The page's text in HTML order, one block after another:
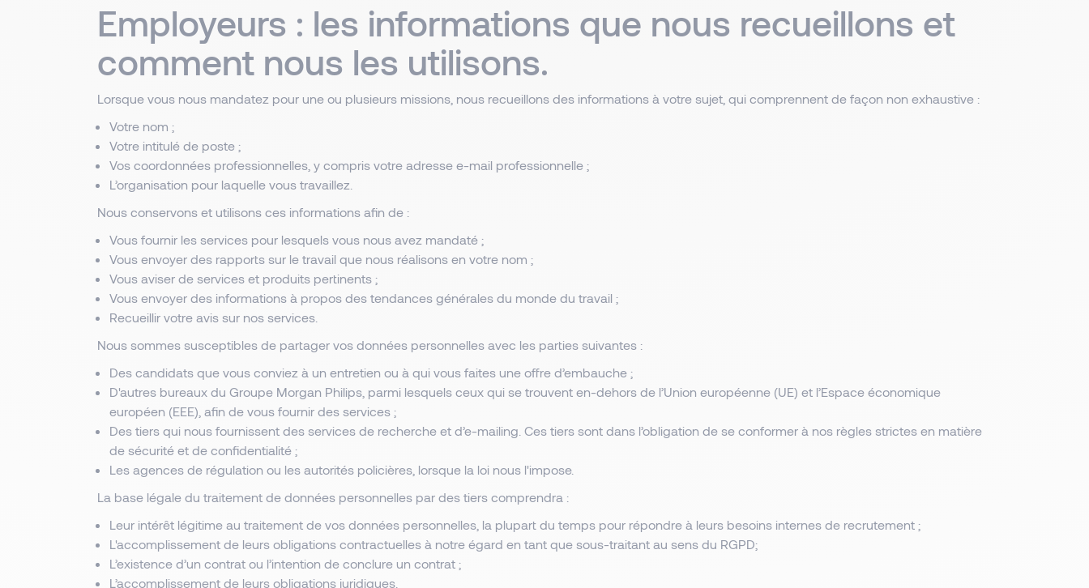
Employeurs : les informations que nous recueillons et
comment nous les utilisons.
Lorsque vous nous mandatez pour une ou plusieurs missions, nous recueillons des informations à votre sujet, qui comprennent de façon non exhaustive :
Votre nom ;
Votre intitulé de poste ;
Vos coordonnées professionnelles, y compris votre adresse e-mail professionnelle ;
L’organisation pour laquelle vous travaillez.
Nous conservons et utilisons ces informations afin de :
Vous fournir les services pour lesquels vous nous avez mandaté ;
Vous envoyer des rapports sur le travail que nous réalisons en votre nom ;
Vous aviser de services et produits pertinents ;
Vous envoyer des informations à propos des tendances générales du monde du travail ;
Recueillir votre avis sur nos services.
Nous sommes susceptibles de partager vos données personnelles avec les parties suivantes :
Des candidats que vous conviez à un entretien ou à qui vous faites une offre d’embauche ;
D'autres bureaux du Groupe Morgan Philips, parmi lesquels ceux qui se trouvent en-dehors de l’Union européenne (UE) et l’Espace économique
européen (EEE), afin de vous fournir des services ;
Des tiers qui nous fournissent des services de recherche et d’e-mailing. Ces tiers sont dans l’obligation de se conformer à nos règles strictes en matière
de sécurité et de confidentialité ;
Les agences de régulation ou les autorités policières, lorsque la loi nous l'impose.
La base légale du traitement de données personnelles par des tiers comprendra :
Leur intérêt légitime au traitement de vos données personnelles, la plupart du temps pour répondre à leurs besoins internes de recrutement ;
L'accomplissement de leurs obligations contractuelles à notre égard en tant que sous-traitant au sens du RGPD;
L’existence d’un contrat ou l’intention de conclure un contrat ;
L’accomplissement de leurs obligations juridiques.